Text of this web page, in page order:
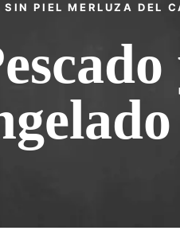
SIN PIEL MERLUZA DEL